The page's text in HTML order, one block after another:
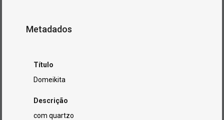
Metadados
Título
Domeikita
Descrição
com quartzo